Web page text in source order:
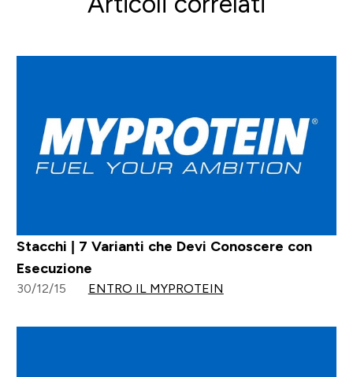
Stacchi | 7 Varianti che Devi Conoscere con
Esecuzione
30/12/15 ENTRO IL MYPROTEIN